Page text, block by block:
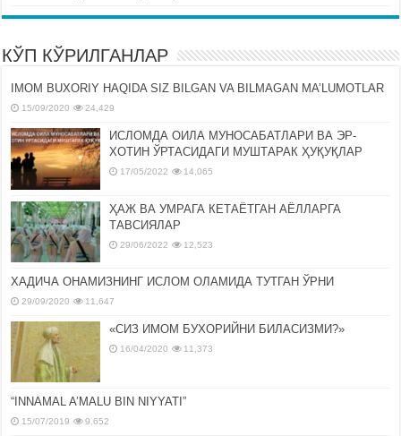
КЎП КЎРИЛГАНЛАР
IMOM BUXORIY HAQIDA SIZ BILGAN VA BILMAGAN MA’LUMOTLAR
15/09/2020 24,429
ИСЛОМДА ОИЛА МУНОСАБАТЛАРИ ВА ЭР-
ХОТИН ЎРТАСИДАГИ МУШТАРАК ҲУҚУҚЛАР
17/05/2022 14,065
ҲАЖ ВА УМРАГА КЕТАЁТГАН АЁЛЛАРГА
ТАВСИЯЛАР
29/06/2022 12,523
ХАДИЧА ОНАМИЗНИНГ ИСЛОМ ОЛАМИДА ТУТГАН ЎРНИ
29/09/2020 11,647
«СИЗ ИМОМ БУХОРИЙНИ БИЛАСИЗМИ?»
16/04/2020 11,373
“INNAMAL A’MALU BIN NIYYATI”
15/07/2019 9,652